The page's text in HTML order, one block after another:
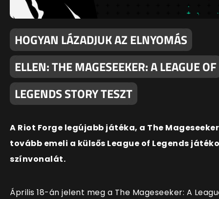
HOGYAN LÁZADJUK AZ ELNYOMÁS
ELLEN: THE MAGESEEKER: A LEAGUE OF
LEGENDS STORY TESZT
A Riot Forge legújabb játéka, a The Mageseeker
tovább emeli a külsős League of Legends
színvonalát.
Április 18-án jelent meg a The Mageseeker: A